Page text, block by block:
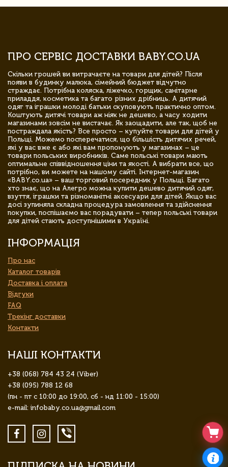
ПРО СЕРВІС ДОСТАВКИ BABY.CO.UA
Скільки грошей ви витрачаєте на товари для дітей? Після
появи в будинку малюка, сімейний бюджет відчутно
страждає. Потрібна коляска, ліжечко, горщик, санітарне
приладдя, косметика та багато різних дрібниць. А дитячий
одяг та іграшки молоді батьки скуповують практично оптом.
Коштують дитячі товари аж ніяк не дешево, а часу ходити
магазинами зовсім не вистачає. Як заощадити, але так, щоб не
постраждала якість? Все просто – купуйте товари для дітей у
Польщі. Можемо посперечатися, що більшість дитячих речей,
які у вас вже є або які вам пропонують у магазинах – це
товари польських виробників. Саме польські товари мають
оптимальне співвідношення ціни та якості. А вибрати все, що
потрібно, ви можете на нашому сайті. Інтернет-магазин
«BABY.co.ua» – ваш торговий посередник у Польщі. Багато
хто знає, що на Алегро можна купити дешево дитячий одяг,
взуття, іграшки та різноманітні аксесуари для дітей. Якщо вас
досі зупиняла складна процедура замовлення та здійснення
покупки, поспішаємо вас порадувати – тепер польські товари
для дітей стають доступнішими в Україні.
ІНФОРМАЦІЯ
Про нас
Каталог товарів
Доставка і оплата
Відгуки
FAQ
Трекінг доставки
Контакти
НАШІ КОНТАКТИ
+38 (068) 784 43 24 (Viber)
+38 (095) 788 12 68
(пн - пт с 10:00 до 19:00, сб - нд 11:00 - 15:00)
e-mail: infobaby.co.ua@gmail.com